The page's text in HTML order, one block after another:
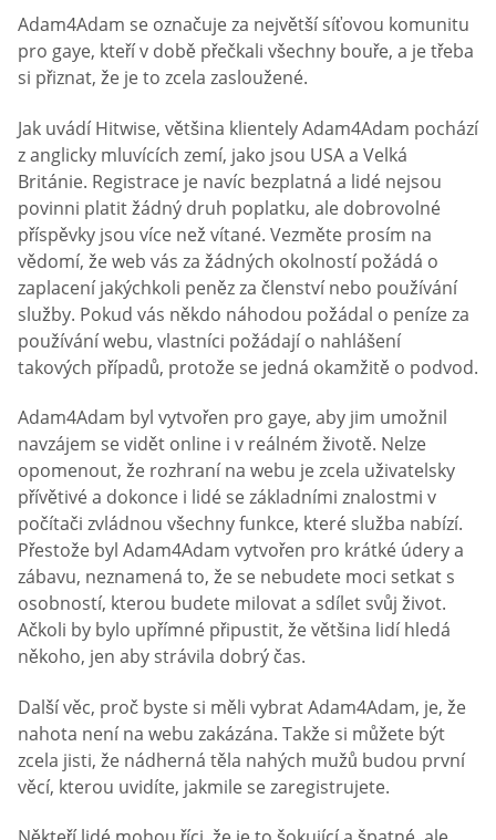
Adam4Adam se označuje za největší síťovou komunitu
pro gaye, kteří v době přečkali všechny bouře, a je třeba
si přiznat, že je to zcela zasloužené.
Jak uvádí Hitwise, většina klientely Adam4Adam pochází
z anglicky mluvících zemí, jako jsou USA a Velká
Británie. Registrace je navíc bezplatná a lidé nejsou
povinni platit žádný druh poplatku, ale dobrovolné
příspěvky jsou více než vítané. Vezměte prosím na
vědomí, že web vás za žádných okolností požádá o
zaplacení jakýchkoli peněz za členství nebo používání
služby. Pokud vás někdo náhodou požádal o peníze za
používání webu, vlastníci požádají o nahlášení
takových případů, protože se jedná okamžitě o podvod.
Adam4Adam byl vytvořen pro gaye, aby jim umožnil
navzájem se vidět online i v reálném životě. Nelze
opomenout, že rozhraní na webu je zcela uživatelsky
přívětivé a dokonce i lidé se základními znalostmi v
počítači zvládnou všechny funkce, které služba nabízí.
Přestože byl Adam4Adam vytvořen pro krátké údery a
zábavu, neznamená to, že se nebudete moci setkat s
osobností, kterou budete milovat a sdílet svůj život.
Ačkoli by bylo upřímné připustit, že většina lidí hledá
někoho, jen aby strávila dobrý čas.
Další věc, proč byste si měli vybrat Adam4Adam, je, že
nahota není na webu zakázána. Takže si můžete být
zcela jisti, že nádherná těla nahých mužů budou první
věcí, kterou uvidíte, jakmile se zaregistrujete.